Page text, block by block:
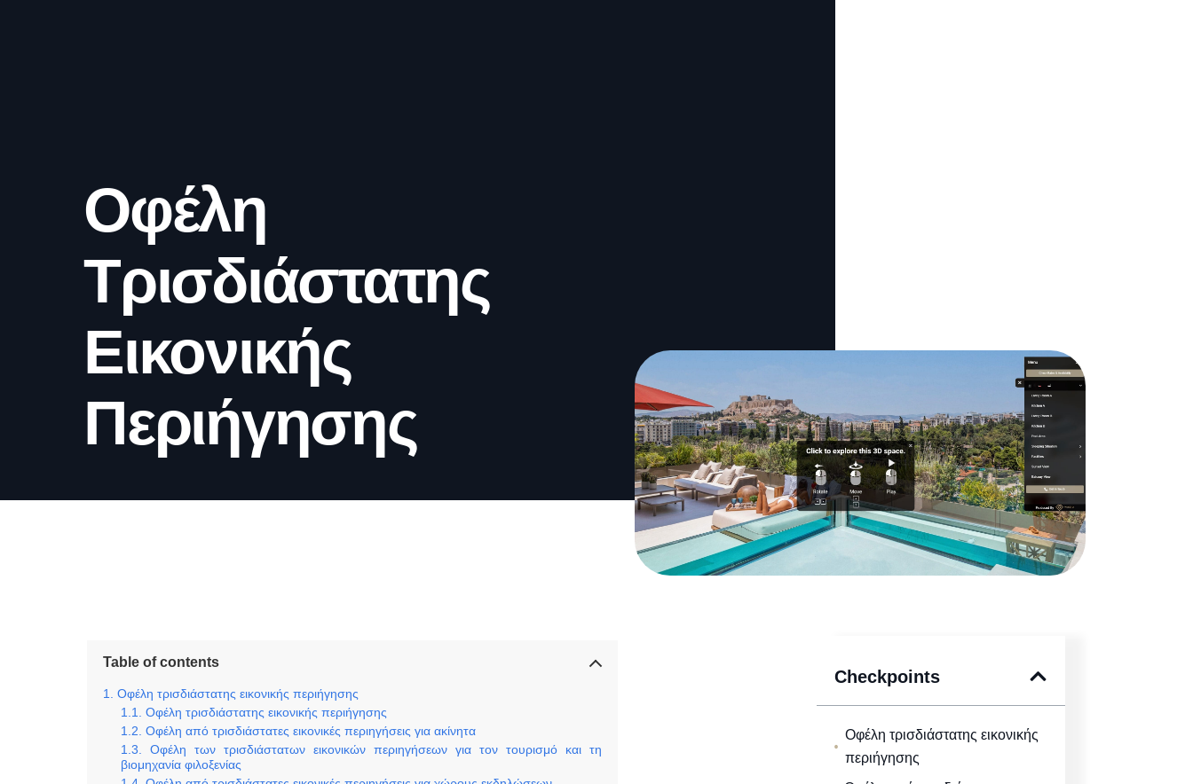
Οφέλη
Τρισδιάστατης
Εικονικής
Περιήγησης
Table of contents
Οφέλη τρισδιάστατης εικονικής περιήγησης
Οφέλη τρισδιάστατης εικονικής περιήγησης
Οφέλη από τρισδιάστατες εικονικές περιηγήσεις για ακίνητα
Οφέλη των τρισδιάστατων εικονικών περιηγήσεων για τον τουρισμό και τη
βιομηχανία φιλοξενίας
Checkpoints
Οφέλη τρισδιάστατης εικονικής
περιήγησης